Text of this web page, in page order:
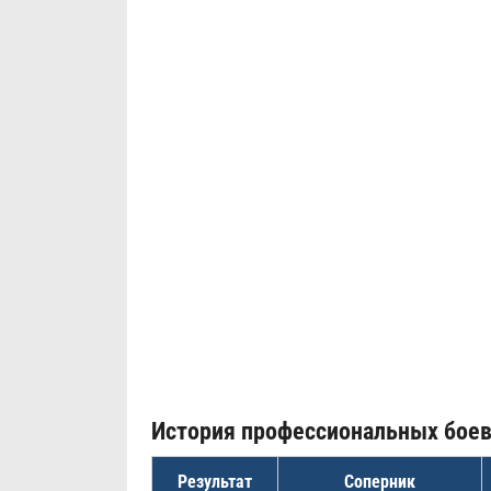
История профессиональных боев
Результат Соперник